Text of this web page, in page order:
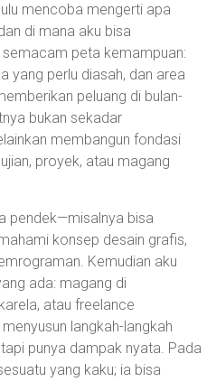
mencoba mengerti apa
di mana aku bisa
peta kemampuan:
yang perlu diasah, dan area
peluang di bulan-
bukan sekadar
membangun fondasi
proyek, atau magang
pendek—misalnya bisa
konsep desain grafis,
Kemudian aku
ada: magang di
atau freelance
langkah-langkah
punya dampak nyata. Pada
yang kaku; ia bisa